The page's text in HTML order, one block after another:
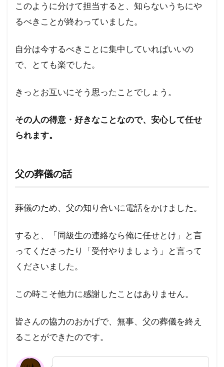
このように分けて担当すると、知らないうちにや
るべきことが終わっていました。
自分は今するべきことに集中していればいいの
で、とても楽でした。
きっとお互いにそう思ったことでしょう。
その人の得意・好きなことなので、安心して任せ
られます。
父の葬儀の話
葬儀のため、父の知り合いに電話をかけました。
すると、「同級生の連絡なら俺に任せとけ」と言
ってくださったり「受付やりましょう」と言って
くださいました。
この時こそ他力に感謝したことはありません。
皆さんの協力のおかげで、無事、父の葬儀を終え
ることができたのです。